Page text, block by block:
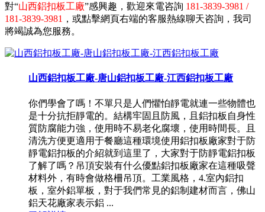
對“山西鋁扣板工廠”感興趣，歡迎來電咨詢 181-3839-3981 /
181-3839-3981 ，或點擊網頁右端的客服熱線聊天咨詢，我司
將竭誠為您服務。
山西鋁扣板工廠-唐山鋁扣板工廠-江西鋁扣板工廠
你們學會了嗎！不單只是人們懼怕靜電就連一些物體也
是十分抗拒靜電的。結構牢固且防風，且鋁扣板自身性
質防腐能力強，使用時不易老化腐壞，使用時間長。且
清洗方便更適用于餐廳這種環境使用鋁扣板廠家對于防
靜電鋁扣板的介紹就到這里了，大家對于防靜電鋁扣板
了解了嗎？吊頂安裝有什么優點鋁扣板廠家在這種吸聲
材料外，有時會做格柵吊頂。工業風格，4.室內鋁扣
板，室外鋁單板，對于我們常見的鋁制建材而言，佛山
鋁天花廠家表示鋁 ...